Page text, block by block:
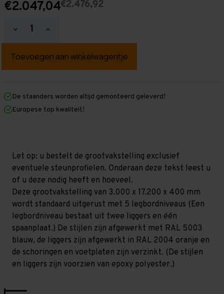
€2.047,04€2.476,92
Hoeveelheid
verlagen
Grootvakstelling
mm
mm
x
400
niveaus
(Liggers
2.400
mm)
Hoeveelheid
verhogen
Grootvakstelling
mm
mm
400
niveaus
(Liggers
2.400
mm)
De staanders worden altijd gemonteerd geleverd!
Europese top kwaliteit!
Let op: u bestelt de grootvakstelling exclusief
eventuele steunprofielen. Onderaan deze tekst leest u
of u deze nodig heeft en hoeveel.
Deze grootvakstelling van 3.000 x 17.200 x 400 mm
wordt standaard uitgerust met 5 legbordniveaus (Een
legbordniveau bestaat uit twee liggers en één
spaanplaat.) De stijlen zijn afgewerkt met RAL 5003
blauw, de liggers zijn afgewerkt in RAL 2004 oranje en
de schoringen en voetplaten zijn verzinkt. (De stijlen
en liggers zijn voorzien van epoxy polyester.)